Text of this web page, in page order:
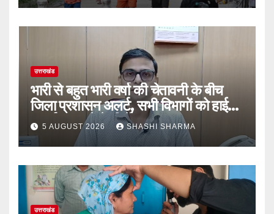
उत्तराखंड
भारी से बहुत भारी वर्षा की चेतावनी के बीच
जिला प्रशासन अलर्ट, सभी विभागों को हाई
अलर्ट पर रहने के निर्देश
5 AUGUST 2026 SHASHI SHARMA
उत्तराखंड